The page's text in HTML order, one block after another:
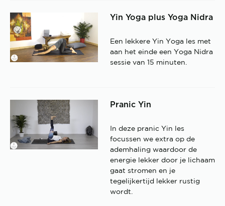
Yin Yoga plus Yoga Nidra
Een lekkere Yin Yoga les met
aan het einde een Yoga Nidra
sessie van 15 minuten.
Pranic Yin
In deze pranic Yin les
focussen we extra op de
ademhaling waardoor de
energie lekker door je lichaam
gaat stromen en je
tegelijkertijd lekker rustig
wordt.